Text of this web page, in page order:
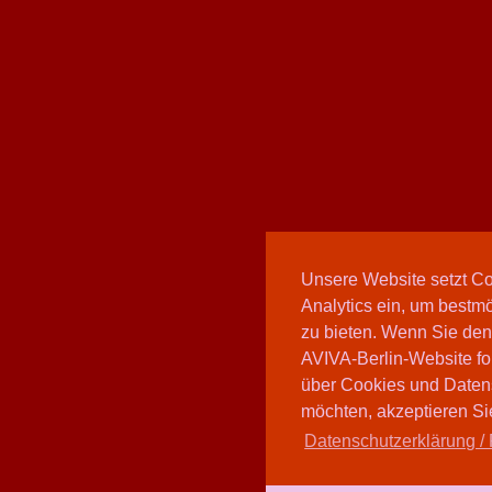
Unsere Website setzt
Analytics ein, um
zu bieten. Wenn Sie
AVIVA-Berlin-Website
über Cookies und
möchten, akzeptieren
Datenschutzerklärung /